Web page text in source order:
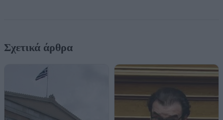
Σχετικά άρθρα